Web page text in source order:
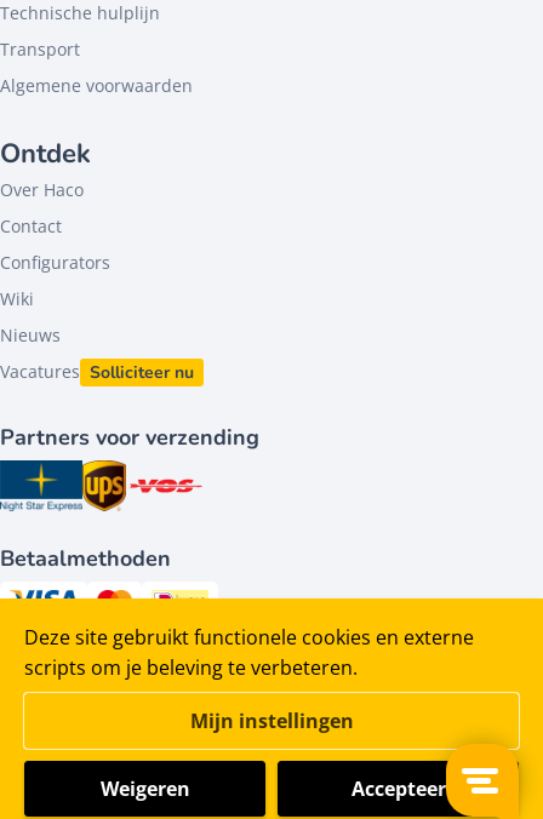
Deze site gebruikt functionele cookies en externe
scripts om je beleving te verbeteren.
Mijn instellingen
Weigeren Accepteer
Technische hulplijn
Transport
Algemene voorwaarden
Ontdek
Over Haco
Contact
Configurators
Wiki
Nieuws
Vacatures Solliciteer nu
Partners voor verzending
Betaalmethoden
Volg ons op
©2026 - HACO parts bv - Alle rechten voorbehouden